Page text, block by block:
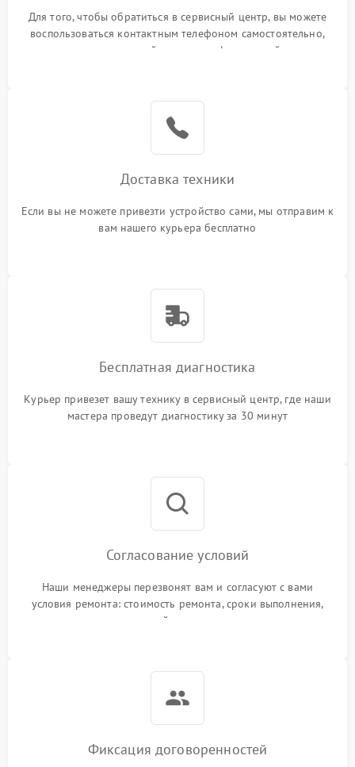
Для того, чтобы обратиться в сервисный центр, вы можете
воспользоваться контактным телефоном самостоятельно,
или оставить свой номер телефона на сайте
Доставка техники
Если вы не можете привезти устройство сами, мы отправим к
вам нашего курьера бесплатно
Бесплатная диагностика
Курьер привезет вашу технику в сервисный центр, где наши
мастера проведут диагностику за 30 минут
Согласование условий
Наши менеджеры перезвонят вам и согласуют с вами
условия ремонта: стоимость ремонта, сроки выполнения,
гарантийные условия
Фиксация договоренностей